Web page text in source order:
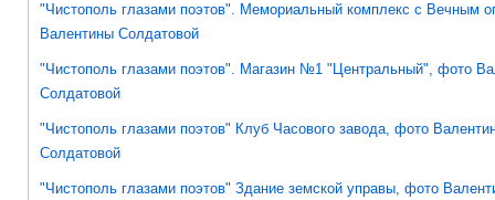
"Чистополь глазами поэтов". Мемориальный комплекс с Вечным
Валентины Солдатовой
"Чистополь глазами поэтов". Магазин №1 "Центральный", фото
Солдатовой
"Чистополь глазами поэтов" Клуб Часового завода, фото
Солдатовой
"Чистополь глазами поэтов" Здание земской управы, фото